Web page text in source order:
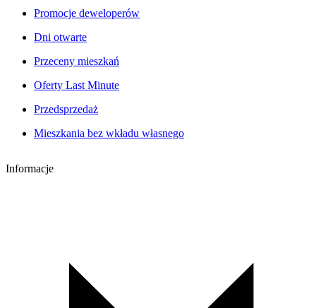
Promocje deweloperów
Dni otwarte
Przeceny mieszkań
Oferty Last Minute
Przedsprzedaż
Mieszkania bez wkładu własnego
Informacje